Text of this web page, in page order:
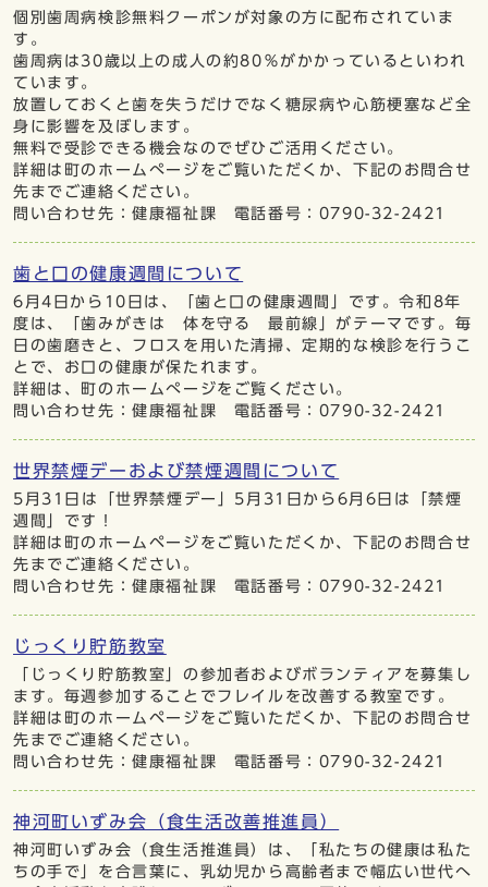
個別歯周病検診無料クーポンが対象の方に配布されていま
す。
歯周病は30歳以上の成人の約80％がかかっているといわれ
ています。
放置しておくと歯を失うだけでなく糖尿病や心筋梗塞など全
身に影響を及ぼします。
無料で受診できる機会なのでぜひご活用ください。
詳細は町のホームぺージをご覧いただくか、下記のお問合せ
先までご連絡ください。
問い合わせ先：健康福祉課 電話番号：0790-32-2421
歯と口の健康週間について
6月4日から10日は、「歯と口の健康週間」です。令和8年
度は、「歯みがきは 体を守る 最前線」がテーマです。毎
日の歯磨きと、フロスを用いた清掃、定期的な検診を行うこ
とで、お口の健康が保たれます。
詳細は、町のホームぺージをご覧ください。
問い合わせ先：健康福祉課 電話番号：0790-32-2421
世界禁煙デーおよび禁煙週間について
5月31日は「世界禁煙デー」5月31日から6月6日は「禁煙
週間」です！
詳細は町のホームページをご覧いただくか、下記のお問合せ
先までご連絡ください。
問い合わせ先：健康福祉課 電話番号：0790-32-2421
じっくり貯筋教室
「じっくり貯筋教室」の参加者およびボランティアを募集し
ます。毎週参加することでフレイルを改善する教室です。
詳細は町のホームページをご覧いただくか、下記のお問合せ
先までご連絡ください。
問い合わせ先：健康福祉課 電話番号：0790-32-2421
神河町いずみ会（食生活改善推進員）
神河町いずみ会（食生活推進員）は、「私たちの健康は私た
ちの手で」を合言葉に、乳幼児から高齢者まで幅広い世代へ